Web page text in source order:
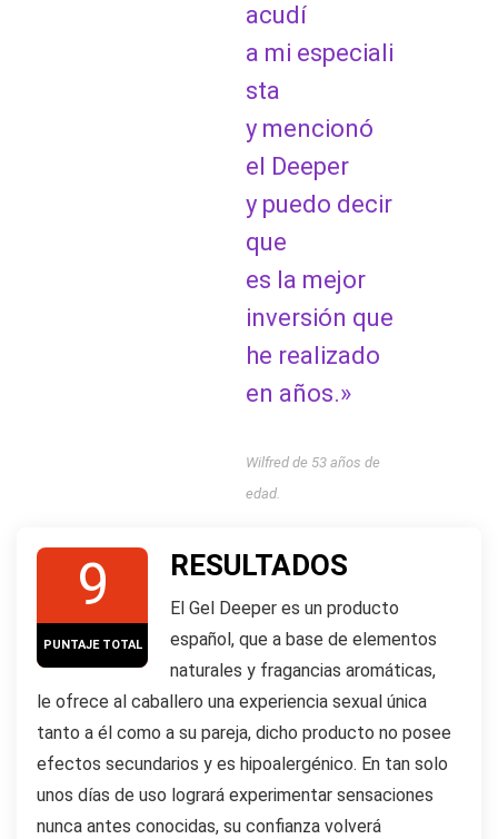
acudí
a mi especiali
sta
y mencionó
el Deeper
y puedo decir
que
es la mejor
inversión que
he realizado
en años.»
Wilfred de 53 años de
edad.
9
PUNTAJE TOTAL
RESULTADOS
El Gel Deeper es un producto
español, que a base de elementos
naturales y fragancias aromáticas,
le ofrece al caballero una experiencia sexual única
tanto a él como a su pareja, dicho producto no posee
efectos secundarios y es hipoalergénico. En tan solo
unos días de uso logrará experimentar sensaciones
nunca antes conocidas, su confianza volverá